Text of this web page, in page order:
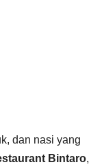
dan nasi yang
Bintaro,